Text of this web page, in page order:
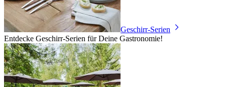
Geschirr-Serien
Entdecke Geschirr-Serien für Deine Gastronomie!